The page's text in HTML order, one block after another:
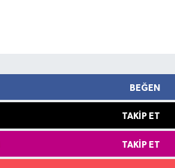
BEĞEN
TAKIP ET
TAKIP ET